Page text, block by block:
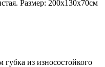
Размер: 200x130x70см
из износостойкого